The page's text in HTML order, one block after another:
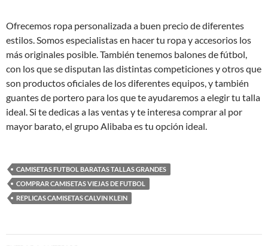
Ofrecemos ropa personalizada a buen precio de diferentes
estilos. Somos especialistas en hacer tu ropa y accesorios los
más originales posible. También tenemos balones de fútbol,
con los que se disputan las distintas competiciones y otros que
son productos oficiales de los diferentes equipos, y también
guantes de portero para los que te ayudaremos a elegir tu talla
ideal. Si te dedicas a las ventas y te interesa comprar al por
mayor barato, el grupo Alibaba es tu opción ideal.
CAMISETAS FUTBOL BARATAS TALLAS GRANDES
COMPRAR CAMISETAS VIEJAS DE FUTBOL
REPLICAS CAMISETAS CALVIN KLEIN